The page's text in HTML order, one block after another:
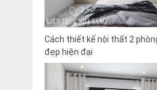
Cách thiết kế nội thất 2
đẹp hiện đại